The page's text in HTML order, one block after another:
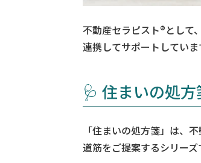
不動産セラピスト®として
連携してサポートしていま
🩺 住まいの処
「住まいの処方箋」は、
道筋をご提案するシリーズ